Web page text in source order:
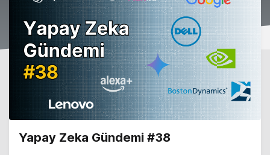
Yapay Zeka Gündemi #38